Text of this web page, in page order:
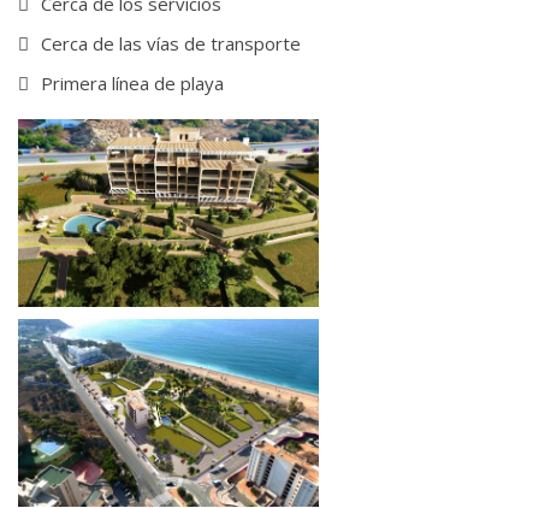
Cerca de las vías de transporte
Primera línea de playa